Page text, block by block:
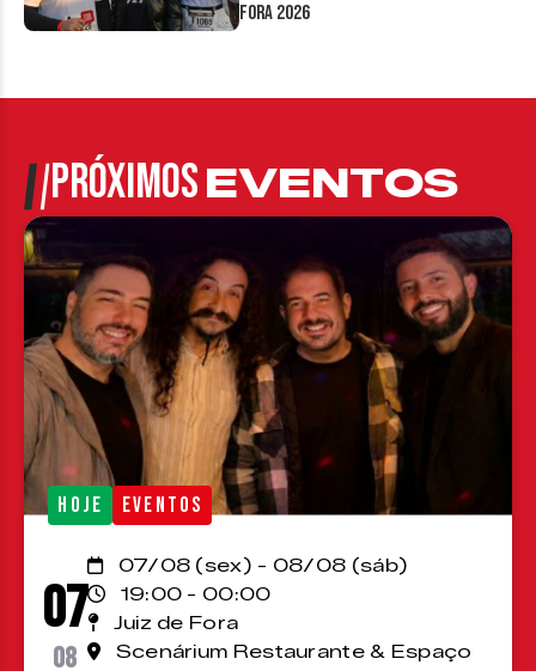
Fora 2026
PRÓXIMOSEVENTOS
HOJE EVENTOS
07
08
07/08 (sex) - 08/08 (sáb)
19:00 - 00:00
Juiz de Fora
Scenárium Restaurante & Espaço